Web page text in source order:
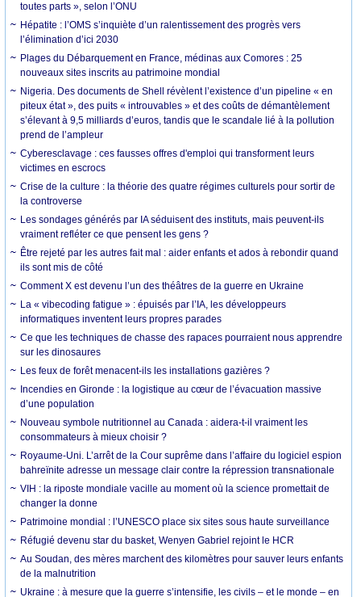
toutes parts », selon l’ONU
Hépatite : l’OMS s’inquiète d’un ralentissement des progrès vers
l’élimination d’ici 2030
Plages du Débarquement en France, médinas aux Comores : 25
nouveaux sites inscrits au patrimoine mondial
Nigeria. Des documents de Shell révèlent l’existence d’un pipeline « en
piteux état », des puits « introuvables » et des coûts de démantèlement
s’élevant à 9,5 milliards d’euros, tandis que le scandale lié à la pollution
prend de l’ampleur
Cyberesclavage : ces fausses offres d'emploi qui transforment leurs
victimes en escrocs
Crise de la culture : la théorie des quatre régimes culturels pour sortir de
la controverse
Les sondages générés par IA séduisent des instituts, mais peuvent-ils
vraiment refléter ce que pensent les gens ?
Être rejeté par les autres fait mal : aider enfants et ados à rebondir quand
ils sont mis de côté
Comment X est devenu l’un des théâtres de la guerre en Ukraine
La « vibecoding fatigue » : épuisés par l’IA, les développeurs
informatiques inventent leurs propres parades
Ce que les techniques de chasse des rapaces pourraient nous apprendre
sur les dinosaures
Les feux de forêt menacent-ils les installations gazières ?
Incendies en Gironde : la logistique au cœur de l’évacuation massive
d’une population
Nouveau symbole nutritionnel au Canada : aidera-t-il vraiment les
consommateurs à mieux choisir ?
Royaume-Uni. L’arrêt de la Cour suprême dans l’affaire du logiciel espion
bahreïnite adresse un message clair contre la répression transnationale
VIH : la riposte mondiale vacille au moment où la science promettait de
changer la donne
Patrimoine mondial : l’UNESCO place six sites sous haute surveillance
Réfugié devenu star du basket, Wenyen Gabriel rejoint le HCR
Au Soudan, des mères marchent des kilomètres pour sauver leurs enfants
de la malnutrition
Ukraine : à mesure que la guerre s’intensifie, les civils – et le monde – en